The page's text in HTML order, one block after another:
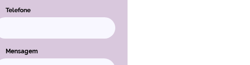
Telefone
Mensagem